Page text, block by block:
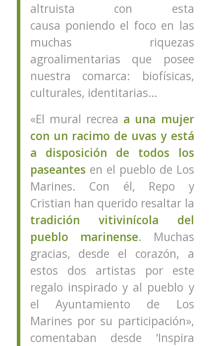
altruista con esta
causa poniendo el foco en las
muchas riquezas
agroalimentarias que posee
nuestra comarca: biofísicas,
culturales, identitarias…
«El mural recrea a una mujer
con un racimo de uvas y está
a disposición de todos los
paseantes en el pueblo de Los
Marines. Con él, Repo y
Cristian han querido resaltar la
tradición vitivinícola del
pueblo marinense. Muchas
gracias, desde el corazón, a
estos dos artistas por este
regalo inspirado y al pueblo y
el Ayuntamiento de Los
Marines por su participación»,
comentaban desde ‘Inspira